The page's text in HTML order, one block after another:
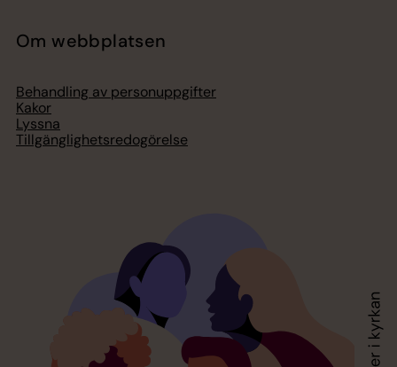
Om webbplatsen
Behandling av personuppgifter
Kakor
Lyssna
Tillgänglighetsredogörelse